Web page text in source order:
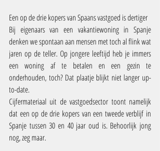
Een op de drie kopers van Spaans vastgoed is dertiger
Bij eigenaars van een vakantiewoning in Spanje
denken we spontaan aan mensen met toch al flink wat
jaren op de teller. Op jongere leeftijd heb je immers
een woning af te betalen en een gezin te
onderhouden, toch? Dat plaatje blijkt niet langer up-
to-date.
Cijfermateriaal uit de vastgoedsector toont namelijk
dat een op de drie kopers van een tweede verblijf in
Spanje tussen 30 en 40 jaar oud is. Behoorlijk jong
nog, zeg maar.